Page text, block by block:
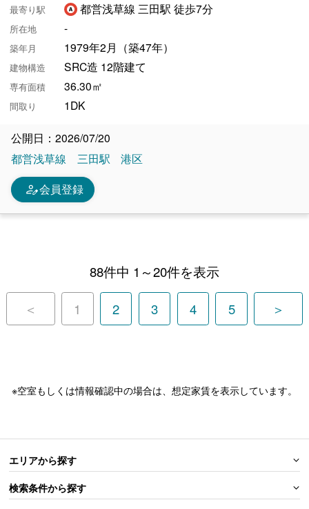
最寄り駅 都営浅草線 三田駅 徒歩7分
所在地 -
築年月 1979年2月（築47年）
建物構造 SRC造 12階建て
専有面積 36.30㎡
間取り 1DK
公開日：2026/07/20
都営浅草線
三田駅 港区
person_edit会員登録
88件中 1～20件を表示
＜ 1 2 3 4 5 ＞
※空室もしくは情報確認中の場合は、想定家賃を表示しています。
エリアから探す
検索条件から探す